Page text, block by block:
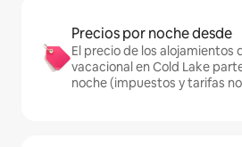
Precios por noche desde
El precio de los alojamientos
vacacional en Cold Lake
noche (impuestos y tarifas